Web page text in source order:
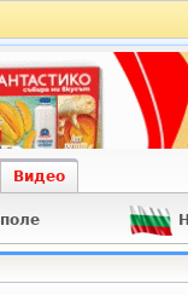
Видео